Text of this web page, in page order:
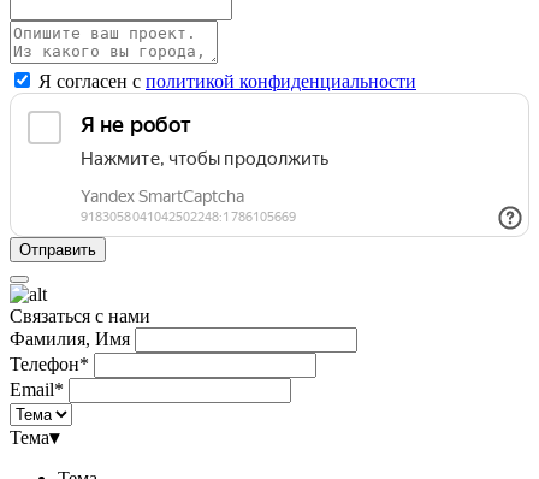
Я согласен с политикой конфиденциальности
Связаться с нами
Фамилия, Имя
Телефон*
Email*
Тема▾